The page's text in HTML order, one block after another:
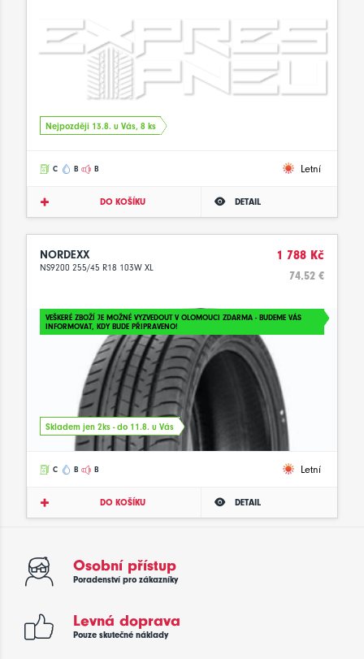
Nejpozději 13.8. u Vás, 8 ks
C B B Letní
DO KOŠÍKU DETAIL
NORDEXX
NS9200 255/45 R18 103W XL
1 788 Kč
74.52 €
VEŠKERÉ ZBOŽÍ JE MOŽNÉ VYZVEDOUT V OLOMOUCI ZDARMA - BUDEME VÁS
INFORMOVAT, KDY BUDE PŘIPRAVENO!
Skladem jen 2ks - do 11.8. u Vás
C B B Letní
DO KOŠÍKU DETAIL
Osobní přístup
Poradenství pro zákazníky
Levná doprava
Pouze skutečné náklady